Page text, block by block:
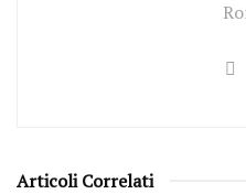
Articoli Correlati